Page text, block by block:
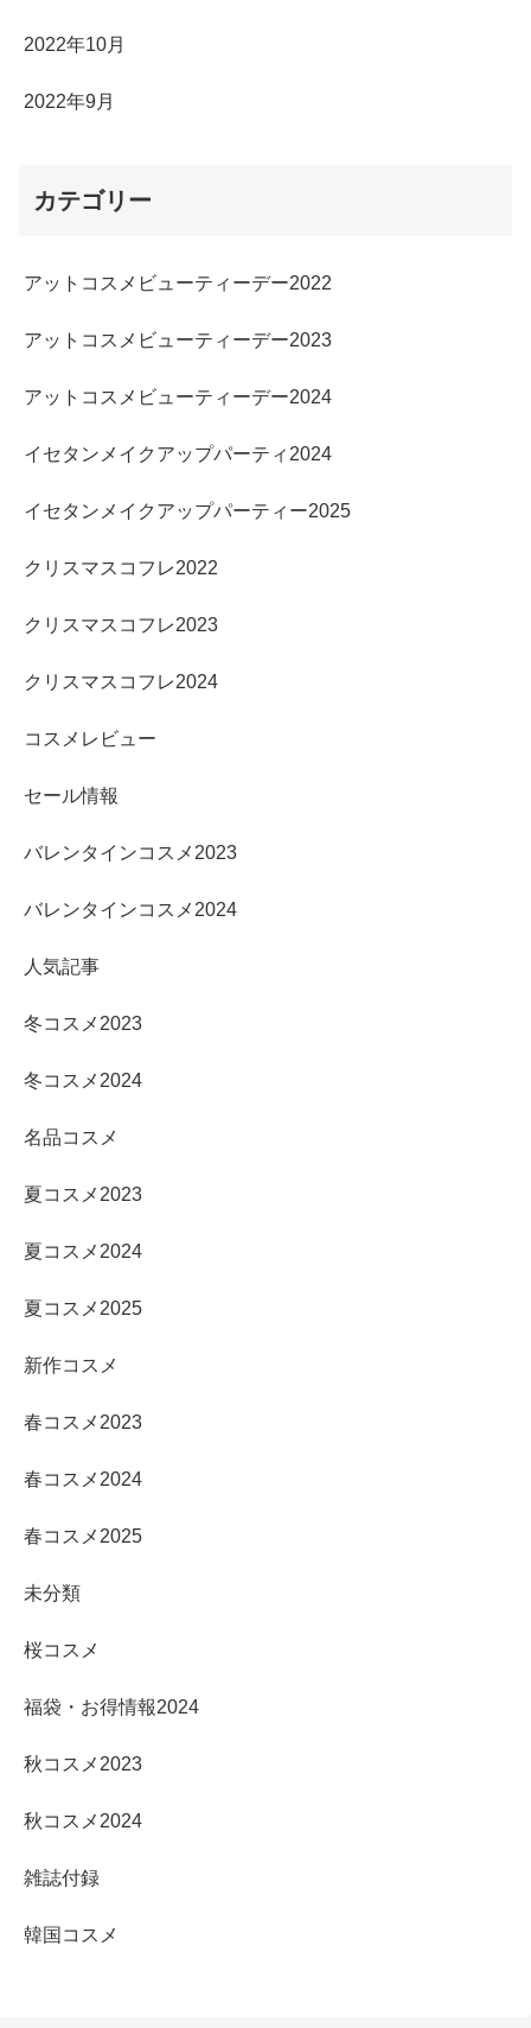
2022年10月
2022年9月
カテゴリー
アットコスメビューティーデー2022
アットコスメビューティーデー2023
アットコスメビューティーデー2024
イセタンメイクアップパーティ2024
イセタンメイクアップパーティー2025
クリスマスコフレ2022
クリスマスコフレ2023
クリスマスコフレ2024
コスメレビュー
セール情報
バレンタインコスメ2023
バレンタインコスメ2024
人気記事
冬コスメ2023
冬コスメ2024
名品コスメ
夏コスメ2023
夏コスメ2024
夏コスメ2025
新作コスメ
春コスメ2023
春コスメ2024
春コスメ2025
未分類
桜コスメ
福袋・お得情報2024
秋コスメ2023
秋コスメ2024
雑誌付録
韓国コスメ